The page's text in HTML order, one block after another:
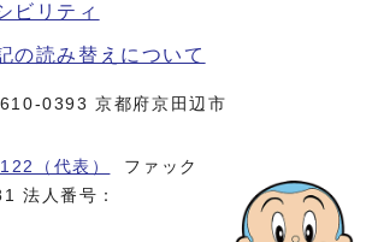
ビリティ
の読み替えについて
0393 京都府京田辺市
（代表）
ファック
法人番号：